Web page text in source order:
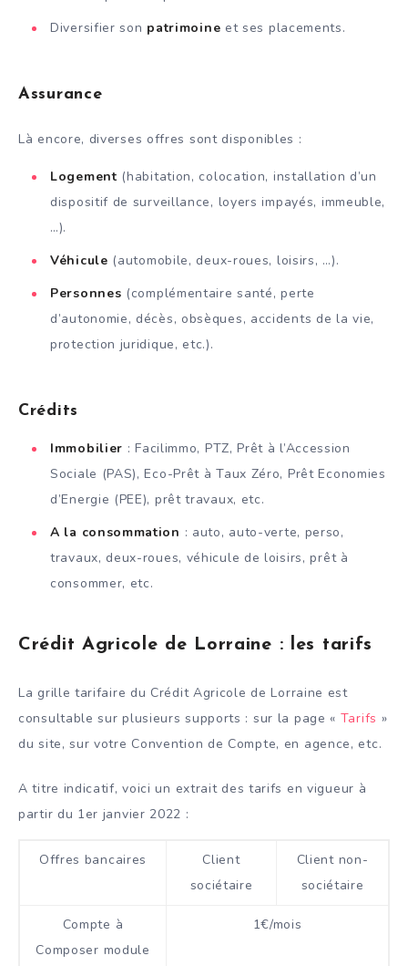
Diversifier son patrimoine et ses placements.
Assurance
Là encore, diverses offres sont disponibles :
Logement (habitation, colocation, installation d’un
dispositif de surveillance, loyers impayés, immeuble,
…).
Véhicule (automobile, deux-roues, loisirs, …).
Personnes (complémentaire santé, perte
d’autonomie, décès, obsèques, accidents de la vie,
protection juridique, etc.).
Crédits
Immobilier : Facilimmo, PTZ, Prêt à l’Accession
Sociale (PAS), Eco-Prêt à Taux Zéro, Prêt Economies
d’Energie (PEE), prêt travaux, etc.
A la consommation : auto, auto-verte, perso,
travaux, deux-roues, véhicule de loisirs, prêt à
consommer, etc.
Crédit Agricole de Lorraine : les tarifs
La grille tarifaire du Crédit Agricole de Lorraine est
consultable sur plusieurs supports : sur la page « Tarifs »
du site, sur votre Convention de Compte, en agence, etc.
A titre indicatif, voici un extrait des tarifs en vigueur à
partir du 1er janvier 2022 :
Offres bancaires
Client
sociétaire
Client non-
sociétaire
Compte à
Composer module
1€/mois